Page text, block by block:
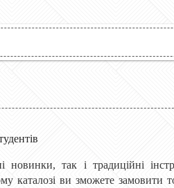
новинки, так і традиційні
ви зможете замовити